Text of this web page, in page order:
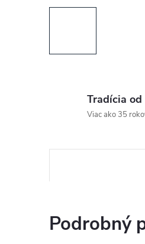
Tradícia
Viac ako 35
Podrobný